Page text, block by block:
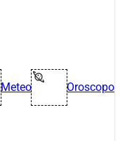
Meteo Oroscopo